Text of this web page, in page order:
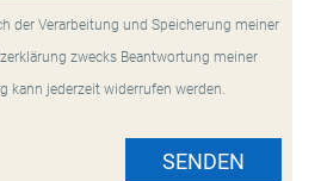
der Verarbeitung und Speicherung meiner
zwecks Beantwortung meiner
kann jederzeit widerrufen werden.
SENDEN